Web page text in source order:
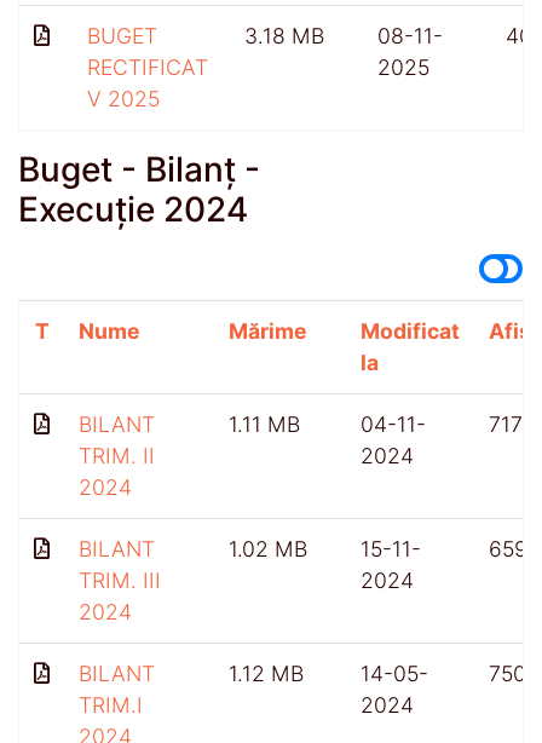
BUGET
RECTIFICAT
V 2025
3.18 MB
08-11-
2025
401
Buget - Bilanț -
Execuție 2024
T Nume Mărime
Modificat
la
BILANT
TRIM. II
2024
1.11 MB
04-11-
2024
717
BILANT
TRIM. III
2024
1.02 MB
15-11-
2024
659
BILANT
TRIM.I
2024
1.12 MB
14-05-
2024
750